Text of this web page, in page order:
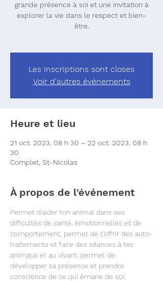
grande présence à soi et une invitation à
explorer la vie dans le respect et bien-
être.
Les inscriptions sont closes
Voir d'autres événements
Heure et lieu
21 oct. 2023, 08 h 30 – 22 oct. 2023, 08 h
30
Complet, St-Nicolas
À propos de l'événement
Permet d'aider ton animal dans ses
difficultés de santé, émotionnelles et de
comportement, permet de t'offrir des auto-
traitements et faire des séances à tes
animaux et au vivant, permet de
développer sa présence et prendre
conscience de ce qui émane de soi.